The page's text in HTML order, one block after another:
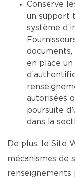
Conserve
un support
système
en place
autorisées
poursuite
dans la
De plus, le Site
mécanismes de
renseignements